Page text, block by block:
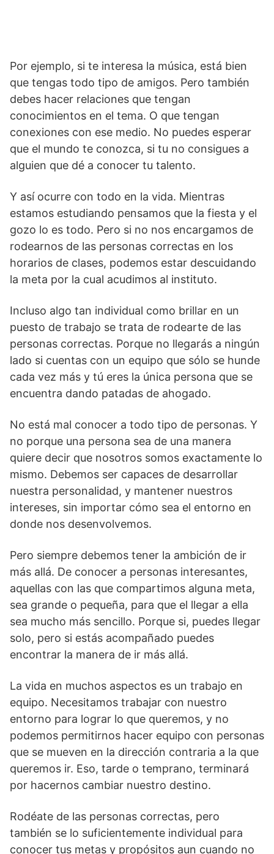
Por ejemplo, si te interesa la música, está bien
que tengas todo tipo de amigos. Pero también
debes hacer relaciones que tengan
conocimientos en el tema. O que tengan
conexiones con ese medio. No puedes esperar
que el mundo te conozca, si tu no consigues a
alguien que dé a conocer tu talento.
Y así ocurre con todo en la vida. Mientras
estamos estudiando pensamos que la fiesta y el
gozo lo es todo. Pero si no nos encargamos de
rodearnos de las personas correctas en los
horarios de clases, podemos estar descuidando
la meta por la cual acudimos al instituto.
Incluso algo tan individual como brillar en un
puesto de trabajo se trata de rodearte de las
personas correctas. Porque no llegarás a ningún
lado si cuentas con un equipo que sólo se hunde
cada vez más y tú eres la única persona que se
encuentra dando patadas de ahogado.
No está mal conocer a todo tipo de personas. Y
no porque una persona sea de una manera
quiere decir que nosotros somos exactamente lo
mismo. Debemos ser capaces de desarrollar
nuestra personalidad, y mantener nuestros
intereses, sin importar cómo sea el entorno en
donde nos desenvolvemos.
Pero siempre debemos tener la ambición de ir
más allá. De conocer a personas interesantes,
aquellas con las que compartimos alguna meta,
sea grande o pequeña, para que el llegar a ella
sea mucho más sencillo. Porque si, puedes llegar
solo, pero si estás acompañado puedes
encontrar la manera de ir más allá.
La vida en muchos aspectos es un trabajo en
equipo. Necesitamos trabajar con nuestro
entorno para lograr lo que queremos, y no
podemos permitirnos hacer equipo con personas
que se mueven en la dirección contraria a la que
queremos ir. Eso, tarde o temprano, terminará
por hacernos cambiar nuestro destino.
Rodéate de las personas correctas, pero
también se lo suficientemente individual para
conocer tus metas y propósitos aun cuando no